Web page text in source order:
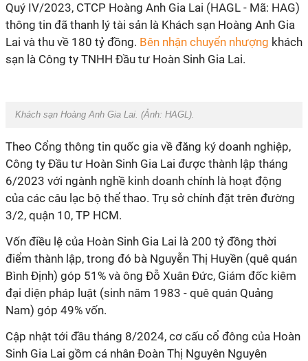
Quý IV/2023, CTCP Hoàng Anh Gia Lai (HAGL - Mã: HAG)
thông tin đã thanh lý tài sản là Khách sạn Hoàng Anh Gia
Lai và thu về 180 tỷ đồng. Bên nhận chuyển nhượng khách
sạn là Công ty TNHH Đầu tư Hoàn Sinh Gia Lai.
Khách sạn Hoàng Anh Gia Lai. (Ảnh: HAGL).
Theo Cổng thông tin quốc gia về đăng ký doanh nghiệp,
Công ty Đầu tư Hoàn Sinh Gia Lai được thành lập tháng
6/2023 với ngành nghề kinh doanh chính là hoạt động
của các câu lạc bộ thể thao. Trụ sở chính đặt trên đường
3/2, quận 10, TP HCM.
Vốn điều lệ của Hoàn Sinh Gia Lai là 200 tỷ đồng thời
điểm thành lập, trong đó bà Nguyễn Thị Huyền (quê quán
Bình Định) góp 51% và ông Đỗ Xuân Đức, Giám đốc kiêm
đại diện pháp luật (sinh năm 1983 - quê quán Quảng
Nam) góp 49% vốn.
Cập nhật tới đầu tháng 8/2024, cơ cấu cổ đông của Hoàn
Sinh Gia Lai gồm cá nhân Đoàn Thị Nguyên Nguyên